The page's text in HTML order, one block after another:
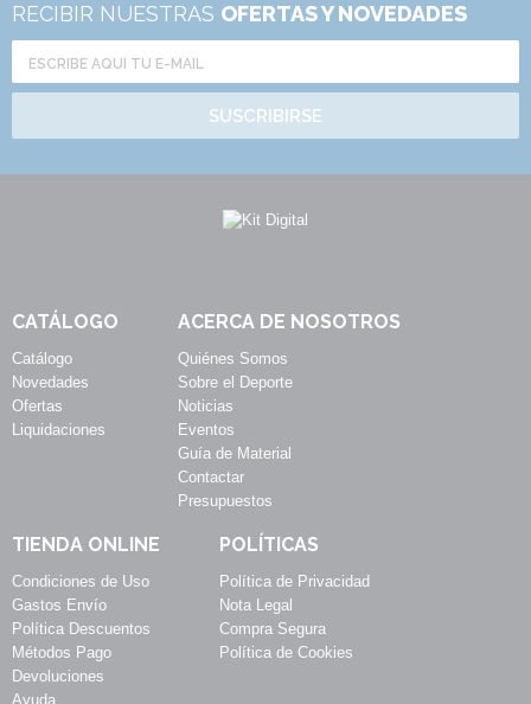
RECIBIR NUESTRAS OFERTAS Y NOVEDADES
SUSCRIBIRSE
CATÁLOGO
Catálogo
Novedades
Ofertas
Liquidaciones
ACERCA DE NOSOTROS
Quiénes Somos
Sobre el Deporte
Noticias
Eventos
Guía de Material
Contactar
Presupuestos
TIENDA ONLINE
Condiciones de Uso
Gastos Envío
Política Descuentos
Métodos Pago
Devoluciones
Ayuda
POLÍTICAS
Política de Privacidad
Nota Legal
Compra Segura
Política de Cookies